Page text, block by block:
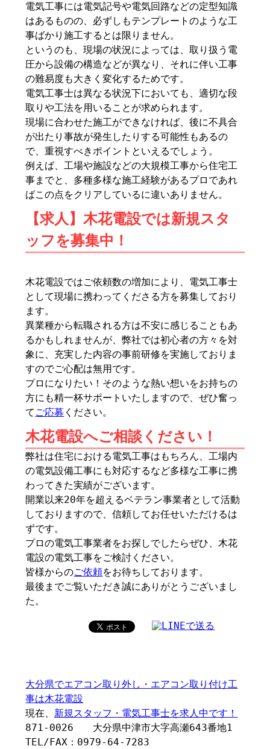
電気工事には電気記号や電気回路などの定型知識
はあるものの、必ずしもテンプレートのような工
事ばかり施工するとは限りません。
というのも、現場の状況によっては、取り扱う電
圧から設備の構造などが異なり、それに伴い工事
の難易度も大きく変化するためです。
電気工事士は異なる状況下においても、適切な段
取りや工法を用いることが求められます。
現場に合わせた施工ができなければ、後に不具合
が出たり事故が発生したりする可能性もあるの
で、重視すべきポイントといえるでしょう。
例えば、工場や施設などの大規模工事から住宅工
事までと、多種多様な施工経験があるプロであれ
ばこの点をクリアしているに違いありません。
【求人】木花電設では新規スタ
ッフを募集中！
木花電設ではご依頼数の増加により、電気工事士
として現場に携わってくださる方を募集しており
ます。
異業種から転職される方は不安に感じることもあ
るかもしれませんが、弊社では初心者の方々を対
象に、充実した内容の事前研修を実施しておりま
すのでご心配は無用です。
プロになりたい！そのような熱い想いをお持ちの
方にも精一杯サポートいたしますので、ぜひ奮っ
て ご応募 ください。
木花電設へご相談ください！
弊社は住宅における電気工事はもちろん、工場内
の電気設備工事にも対応するなど多様な工事に携
わってきた実績がございます。
開業以来20年を超えるベテラン事業者として活動
しておりますので、信頼してお任せいただけるは
ずです。
プロの電気工事業者をお探しでしたらぜひ、木花
電設の電気工事をご検討ください。
皆様からのご依頼をお待ちしております。
最後までご覧いただき誠にありがとうございまし
た。
大分県でエアコン取り外し・エアコン取り付け工
事は木花電設
現在、 新規スタッフ・電気工事士を求人中です！
871-0026 大分県中津市大字高瀬643番地1
TEL/FAX：0979-64-7283